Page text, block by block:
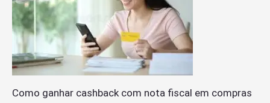
Como ganhar cashback com nota fiscal em compras